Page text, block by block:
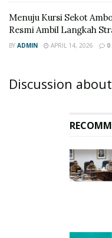
Menuju Kursi Sekot
Resmi Ambil Langkah
BY ADMIN APRIL 14, 2026 0
Discussion